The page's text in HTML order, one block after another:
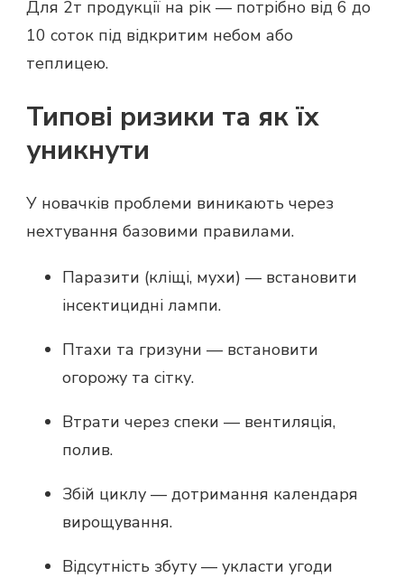
Для 2т продукції на рік — потрібно від 6 до
10 соток під відкритим небом або
теплицею.
Типові ризики та як їх
уникнути
У новачків проблеми виникають через
нехтування базовими правилами.
Паразити (кліщі, мухи) — встановити
інсектицидні лампи.
Птахи та гризуни — встановити
огорожу та сітку.
Втрати через спеки — вентиляція,
полив.
Збій циклу — дотримання календаря
вирощування.
Відсутність збуту — укласти угоди